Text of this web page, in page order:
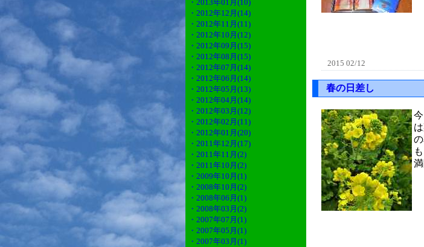
・2013年01月(10)
・2012年12月(14)
・2012年11月(11)
・2012年10月(12)
・2012年09月(15)
・2012年08月(15)
・2012年07月(14)
・2012年06月(14)
・2012年05月(13)
・2012年04月(14)
・2012年03月(12)
・2012年02月(11)
・2012年01月(20)
・2011年12月(17)
・2011年11月(2)
・2011年10月(2)
・2009年10月(1)
・2008年10月(2)
・2008年06月(1)
・2008年03月(2)
・2007年07月(1)
・2007年05月(1)
・2007年03月(1)
2015 02/12
春の日差し